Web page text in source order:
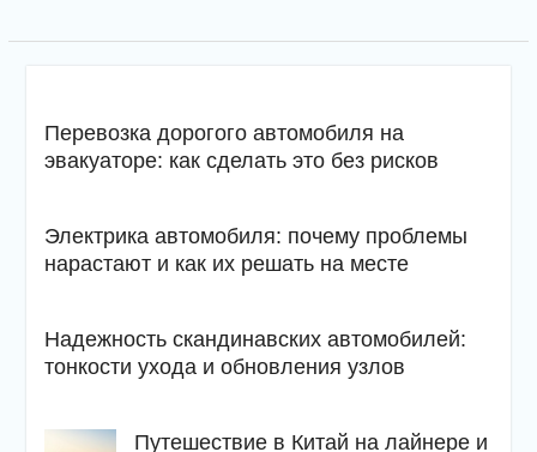
Перевозка дорогого автомобиля на
эвакуаторе: как сделать это без рисков
Электрика автомобиля: почему проблемы
нарастают и как их решать на месте
Надежность скандинавских автомобилей:
тонкости ухода и обновления узлов
Путешествие в Китай на лайнере и